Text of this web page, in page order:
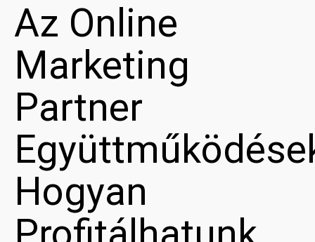
Az Online
Marketing
Partner
Hogyan